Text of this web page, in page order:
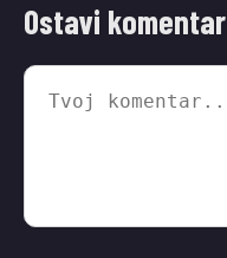
Ostavi komentar